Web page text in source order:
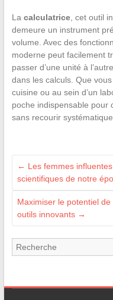
La calculatrice, cet outil
demeure un instrument
volume. Avec des
moderne peut facilement
passer d’une unité à
dans les calculs. Que
cuisine ou au sein d’un
poche indispensable pour
sans recourir
← Les femmes
scientifiques de notre
Maximiser le potentiel
outils innovants →